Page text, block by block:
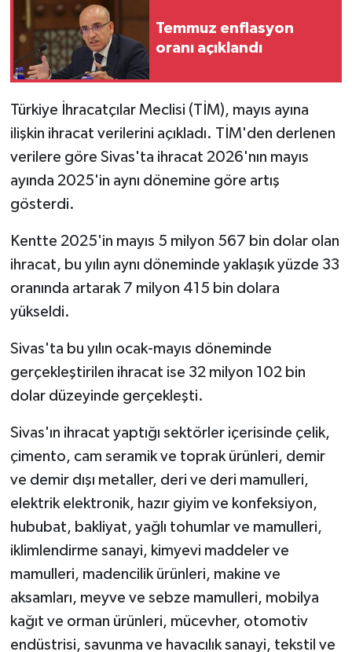
Temmuz enflasyon
oranı açıklandı
Türkiye İhracatçılar Meclisi (TİM), mayıs ayına
ilişkin ihracat verilerini açıkladı. TİM'den derlenen
verilere göre Sivas'ta ihracat 2026'nın mayıs
ayında 2025'in aynı dönemine göre artış
gösterdi.
Kentte 2025'in mayıs 5 milyon 567 bin dolar olan
ihracat, bu yılın aynı döneminde yaklaşık yüzde 33
oranında artarak 7 milyon 415 bin dolara
yükseldi.
Sivas'ta bu yılın ocak-mayıs döneminde
gerçekleştirilen ihracat ise 32 milyon 102 bin
dolar düzeyinde gerçekleşti.
Sivas'ın ihracat yaptığı sektörler içerisinde çelik,
çimento, cam seramik ve toprak ürünleri, demir
ve demir dışı metaller, deri ve deri mamulleri,
elektrik elektronik, hazır giyim ve konfeksiyon,
hububat, bakliyat, yağlı tohumlar ve mamulleri,
iklimlendirme sanayi, kimyevi maddeler ve
mamulleri, madencilik ürünleri, makine ve
aksamları, meyve ve sebze mamulleri, mobilya
kağıt ve orman ürünleri, mücevher, otomotiv
endüstrisi, savunma ve havacılık sanayi, tekstil ve